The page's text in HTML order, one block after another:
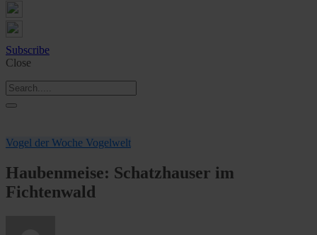
Subscribe
Close
Vogel der Woche Vogelwelt
Haubenmeise: Schatzhauser im
Fichtenwald